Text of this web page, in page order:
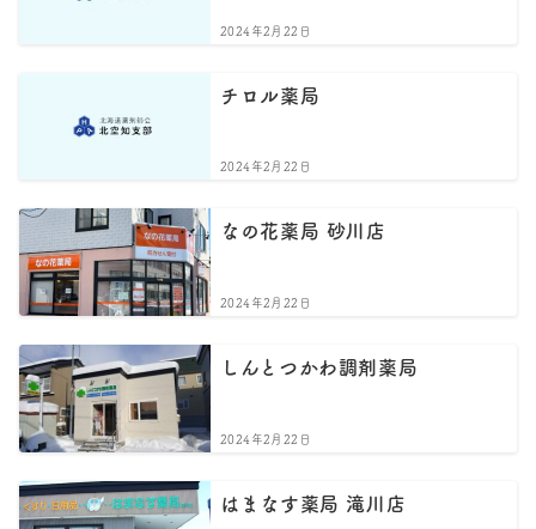
2024年2月22日
チロル薬局
2024年2月22日
なの花薬局 砂川店
2024年2月22日
しんとつかわ調剤薬局
2024年2月22日
はまなす薬局 滝川店